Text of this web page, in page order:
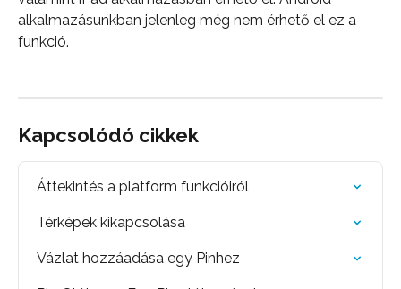
alkalmazásunkban jelenleg még nem érhető el ez a
funkció.
Kapcsolódó cikkek
Áttekintés a platform funkcióiról
Térképek kikapcsolása
Vázlat hozzáadása egy Pinhez